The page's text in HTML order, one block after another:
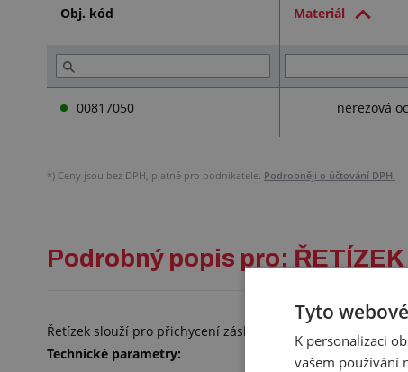
Obj. kód Materiál
00817050 nerezová
*) Ceny jsou bez DPH, platné pro podnikatele. Podrobněji o účtování DPH.
Podrobný popis pro: ŘETÍZEK
Řetízek slouží pro přichycení záslepky VB a MB k
Technické parametry:
Tyto
K personalizaci
vašem používání